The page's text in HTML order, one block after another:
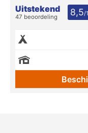
Uitstekend
47 beoordeling 8,5/